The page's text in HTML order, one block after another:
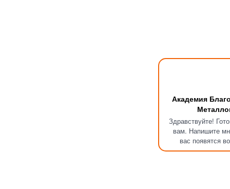
Академия
Здравствуйте!
вам. Напишите
вас появятся